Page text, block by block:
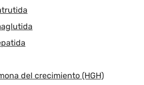
del crecimiento (HGH)